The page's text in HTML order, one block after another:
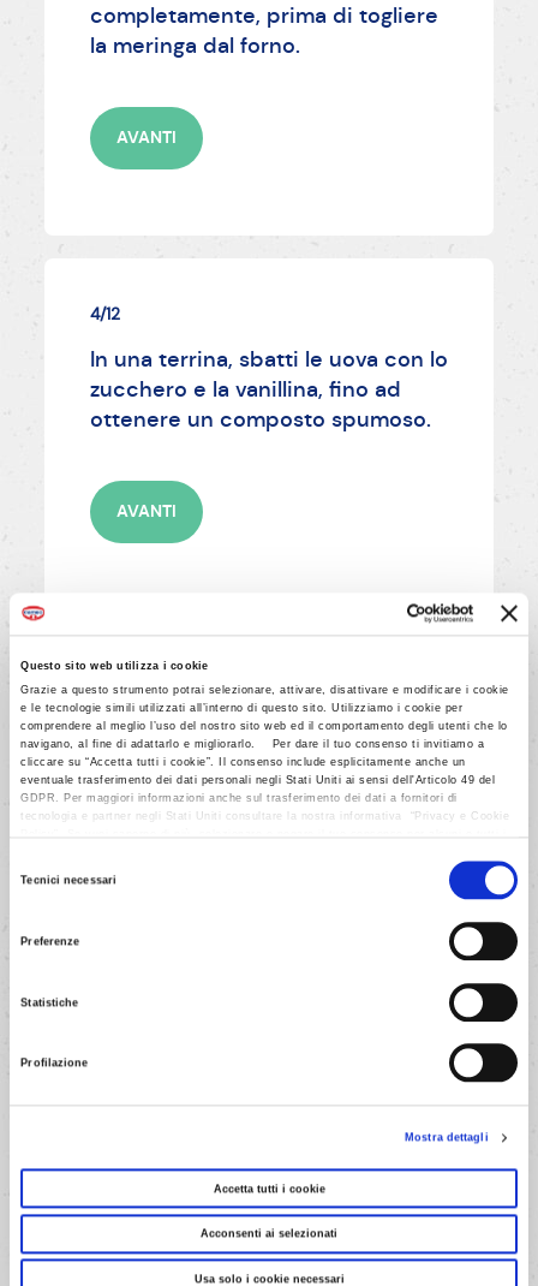
Questo sito web utilizza i cookie
Grazie a questo strumento potrai selezionare, attivare, disattivare e modificare i cookie
e le tecnologie simili utilizzati all’interno di questo sito. Utilizziamo i cookie per
comprendere al meglio l’uso del nostro sito web ed il comportamento degli utenti che lo
navigano, al fine di adattarlo e migliorarlo. Per dare il tuo consenso ti invitiamo a
cliccare su “Accetta tutti i cookie”. Il consenso include esplicitamente anche un
eventuale trasferimento dei dati personali negli Stati Uniti ai sensi dell'Articolo 49 del
GDPR. Per maggiori informazioni anche sul trasferimento dei dati a fornitori di
tecnologia e partner negli Stati Uniti consultare la nostra informativa “Privacy e Cookie
Tecnici necessari
Preferenze
Statistiche
Profilazione
Mostra dettagli
Accetta tutti i cookie
Acconsenti ai selezionati
Usa solo i cookie necessari
completamente, prima di togliere
la meringa dal forno.
AVANTI
4/12
In una terrina, sbatti le uova con lo
zucchero e la vanillina, fino ad
ottenere un composto spumoso.
AVANTI
5/12
Setaccia, sulle uova, la farina
mescolata con la frumina, il cacao
ed il LIEVITO PANE DEGLI ANGELI.
Incorpora il tutto delicatamente
aggiungendo l'olio a piccole dosi.
AVANTI